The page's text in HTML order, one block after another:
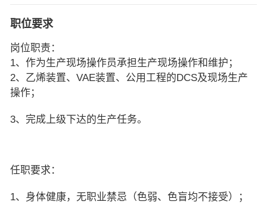
职位要求
岗位职责：
1、作为生产现场操作员承担生产现场操作和维护；
2、乙烯装置、VAE装置、公用工程的DCS及现场生产
操作；
3、完成上级下达的生产任务。
任职要求：
1、身体健康，无职业禁忌（色弱、色盲均不接受）；